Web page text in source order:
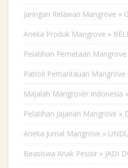
Jaringan Relawan Mangrove »
Aneka Produk Mangrove »
Pelatihan Pemetaan Mangrove
Patroli Pemantauan Mangrove
Majalah Mangrover Indonesia
Pelatihan Jajanan Mangrove »
Aneka Jurnal Mangrove »
Beasiswa Anak Pesisir » JADI